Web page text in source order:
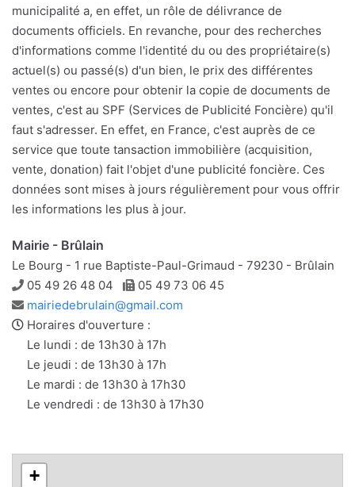
municipalité a, en effet, un rôle de délivrance de
documents officiels. En revanche, pour des recherches
d'informations comme l'identité du ou des propriétaire(s)
actuel(s) ou passé(s) d'un bien, le prix des différentes
ventes ou encore pour obtenir la copie de documents de
ventes, c'est au SPF (Services de Publicité Foncière) qu'il
faut s'adresser. En effet, en France, c'est auprès de ce
service que toute tansaction immobilière (acquisition,
vente, donation) fait l'objet d'une publicité foncière. Ces
données sont mises à jours régulièrement pour vous offrir
les informations les plus à jour.
Mairie - Brûlain
Le Bourg - 1 rue Baptiste-Paul-Grimaud - 79230 - Brûlain
Téléphone
05 49 26 48 04 Télécopie
05 49 73 06 45
Adresse
e-
mail
mairiedebrulain@gmail.com
Horaires d'ouverture :
Le lundi : de 13h30 à 17h
Le jeudi : de 13h30 à 17h
Le mardi : de 13h30 à 17h30
Le vendredi : de 13h30 à 17h30
+